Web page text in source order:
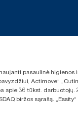
pasaulinė
Actimove“
apie 36 tūkst.
biržos sąrašą.